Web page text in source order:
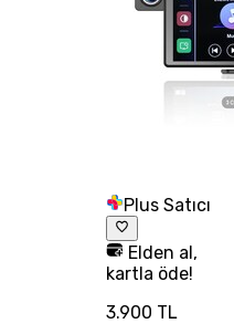
Plus Satıcı
Elden al,
kartla öde!
3.900 TL